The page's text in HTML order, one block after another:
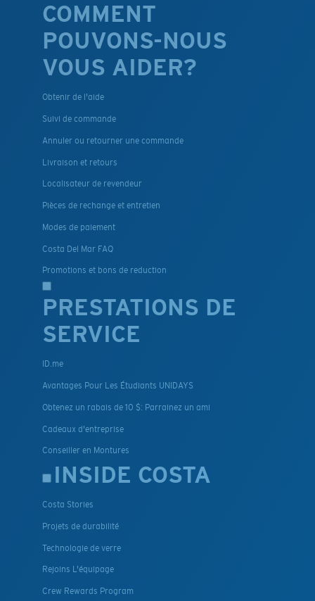
COMMENT
POUVONS-NOUS
VOUS AIDER?
Obtenir de l'aide
Suivi de commande
Annuler ou retourner une commande
Livraison et retours
Localisateur de revendeur
Pièces de rechange et entretien
Modes de paiement
Costa Del Mar FAQ
Promotions et bons de reduction
PRESTATIONS DE
SERVICE
ID.me
Avantages Pour Les Étudiants UNIDAYS
Obtenez un rabais de 10 $: Parrainez un ami
Cadeaux d'entreprise
Conseiller en Montures
INSIDE COSTA
Costa Stories
Projets de durabilité
Technologie de verre
Rejoins L'équipage
Crew Rewards Program